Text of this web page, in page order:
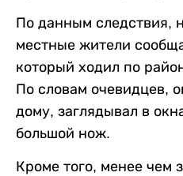
По данным следствия,
местные жители
который ходил по
По словам очевидцев,
дому, заглядывал в
большой нож.
Кроме того, менее чем